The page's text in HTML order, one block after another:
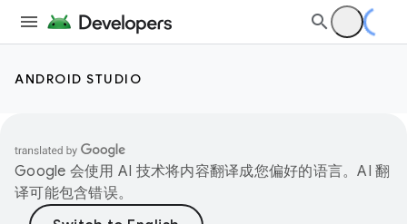
ANDROID STUDIO
Google 会使用 AI 技术将内容翻译成您偏好的语言。AI 翻
译可能包含错误。